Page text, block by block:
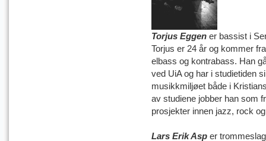
Torjus Eggen er bassist i
Torjus er 24 år og kommer
elbass og kontrabass. Han
ved UiA og har i studietiden
musikkmiljøet både i
av studiene jobber han som
prosjekter innen jazz, rock
Lars Erik Asp er